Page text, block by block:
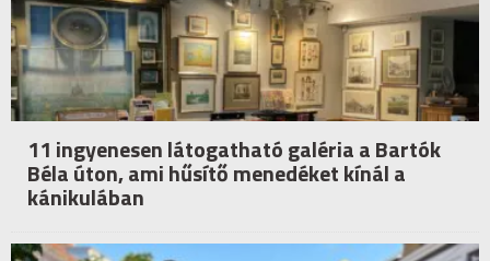
11 ingyenesen látogatható galéria a Bartók
Béla úton, ami hűsítő menedéket kínál a
kánikulában